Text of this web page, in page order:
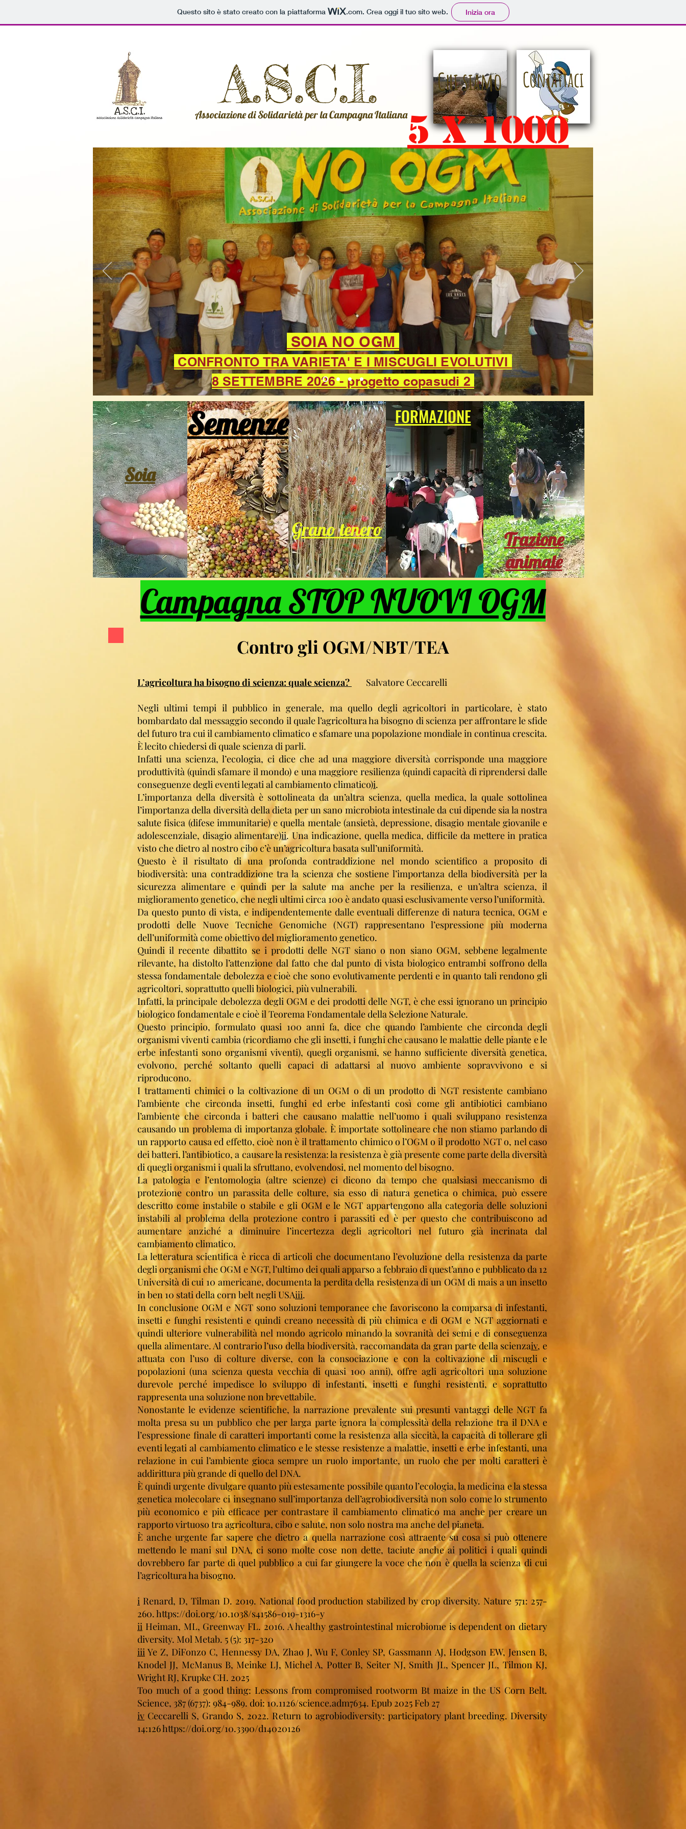
Questo sito è stato creato con la piattaforma .com. Crea oggi il tuo sito web. Inizia ora
A.S.C.I.
Associazione di Solidarietà per la Campagna Italiana
Chi siamo Contattaci
SOIA NO OGM
CONFRONTO TRA VARIETA' E I MISCUGLI EVOLUTIVI
8 SETTEMBRE 2026 - progetto copasudi 2
5 x 1000
Grano tenero
Semenze
Soia
FORMAZIONE
Trazione
animale
Campagna STOP NUOVI OGM
Contro gli OGM/NBT/TEA
L’agricoltura ha bisogno di scienza: quale scienza? Salvatore Ceccarelli
Negli ultimi tempi il pubblico in generale, ma quello degli agricoltori in particolare, è stato
bombardato dal messaggio secondo il quale l’agricoltura ha bisogno di scienza per affrontare le sfide
del futuro tra cui il cambiamento climatico e sfamare una popolazione mondiale in continua crescita.
È lecito chiedersi di quale scienza di parli.
Infatti una scienza, l’ecologia, ci dice che ad una maggiore diversità corrisponde una maggiore
produttività (quindi sfamare il mondo) e una maggiore resilienza (quindi capacità di riprendersi dalle
conseguenze degli eventi legati al cambiamento climatico)i.
L’importanza della diversità è sottolineata da un’altra scienza, quella medica, la quale sottolinea
l’importanza della diversità della dieta per un sano microbiota intestinale da cui dipende sia la nostra
salute fisica (difese immunitarie) e quella mentale (ansietà, depressione, disagio mentale giovanile e
adolescenziale, disagio alimentare)ii. Una indicazione, quella medica, difficile da mettere in pratica
visto che dietro al nostro cibo c’è un’agricoltura basata sull’uniformità.
Questo è il risultato di una profonda contraddizione nel mondo scientifico a proposito di
biodiversità: una contraddizione tra la scienza che sostiene l’importanza della biodiversità per la
sicurezza alimentare e quindi per la salute ma anche per la resilienza, e un’altra scienza, il
miglioramento genetico, che negli ultimi circa 100 è andato quasi esclusivamente verso l’uniformità.
Da questo punto di vista, e indipendentemente dalle eventuali differenze di natura tecnica, OGM e
prodotti delle Nuove Tecniche Genomiche (NGT) rappresentano l’espressione più moderna
dell’uniformità come obiettivo del miglioramento genetico.
Quindi il recente dibattito se i prodotti delle NGT siano o non siano OGM, sebbene legalmente
rilevante, ha distolto l’attenzione dal fatto che dal punto di vista biologico entrambi soffrono della
stessa fondamentale debolezza e cioè che sono evolutivamente perdenti e in quanto tali rendono gli
agricoltori, soprattutto quelli biologici, più vulnerabili.
Infatti, la principale debolezza degli OGM e dei prodotti delle NGT, è che essi ignorano un principio
biologico fondamentale e cioè il Teorema Fondamentale della Selezione Naturale.
Questo principio, formulato quasi 100 anni fa, dice che quando l’ambiente che circonda degli
organismi viventi cambia (ricordiamo che gli insetti, i funghi che causano le malattie delle piante e le
erbe infestanti sono organismi viventi), quegli organismi, se hanno sufficiente diversità genetica,
evolvono, perché soltanto quelli capaci di adattarsi al nuovo ambiente sopravvivono e si
riproducono.
I trattamenti chimici o la coltivazione di un OGM o di un prodotto di NGT resistente cambiano
l’ambiente che circonda insetti, funghi ed erbe infestanti così come gli antibiotici cambiano
l’ambiente che circonda i batteri che causano malattie nell’uomo i quali sviluppano resistenza
causando un problema di importanza globale. È importate sottolineare che non stiamo parlando di
un rapporto causa ed effetto, cioè non è il trattamento chimico o l’OGM o il prodotto NGT o, nel caso
dei batteri, l’antibiotico, a causare la resistenza: la resistenza è già presente come parte della diversità
di quegli organismi i quali la sfruttano, evolvendosi, nel momento del bisogno.
La patologia e l’entomologia (altre scienze) ci dicono da tempo che qualsiasi meccanismo di
protezione contro un parassita delle colture, sia esso di natura genetica o chimica, può essere
descritto come instabile o stabile e gli OGM e le NGT appartengono alla categoria delle soluzioni
instabili al problema della protezione contro i parassiti ed è per questo che contribuiscono ad
aumentare anziché a diminuire l’incertezza degli agricoltori nel futuro già incrinata dal
cambiamento climatico.
La letteratura scientifica è ricca di articoli che documentano l’evoluzione della resistenza da parte
degli organismi che OGM e NGT, l’ultimo dei quali apparso a febbraio di quest’anno e pubblicato da 12
Università di cui 10 americane, documenta la perdita della resistenza di un OGM di mais a un insetto
in ben 10 stati della corn belt negli USAiii.
In conclusione OGM e NGT sono soluzioni temporanee che favoriscono la comparsa di infestanti,
insetti e funghi resistenti e quindi creano necessità di più chimica e di OGM e NGT aggiornati e
quindi ulteriore vulnerabilità nel mondo agricolo minando la sovranità dei semi e di conseguenza
quella alimentare. Al contrario l’uso della biodiversità, raccomandata da gran parte della scienzaiv, e
attuata con l’uso di colture diverse, con la consociazione e con la coltivazione di miscugli e
popolazioni (una scienza questa vecchia di quasi 100 anni), offre agli agricoltori una soluzione
durevole perché impedisce lo sviluppo di infestanti, insetti e funghi resistenti, e soprattutto
rappresenta una soluzione non brevettabile.
Nonostante le evidenze scientifiche, la narrazione prevalente sui presunti vantaggi delle NGT fa
molta presa su un pubblico che per larga parte ignora la complessità della relazione tra il DNA e
l’espressione finale di caratteri importanti come la resistenza alla siccità, la capacità di tollerare gli
eventi legati al cambiamento climatico e le stesse resistenze a malattie, insetti e erbe infestanti, una
relazione in cui l’ambiente gioca sempre un ruolo importante, un ruolo che per molti caratteri è
addirittura più grande di quello del DNA.
È quindi urgente divulgare quanto più estesamente possibile quanto l’ecologia, la medicina e la stessa
genetica molecolare ci insegnano sull’importanza dell’agrobiodiversità non solo come lo strumento
più economico e più efficace per contrastare il cambiamento climatico ma anche per creare un
rapporto virtuoso tra agricoltura, cibo e salute, non solo nostra ma anche del pianeta.
È anche urgente far sapere che dietro a quella narrazione così attraente su cosa si può ottenere
mettendo le mani sul DNA, ci sono molte cose non dette, taciute anche ai politici i quali quindi
dovrebbero far parte di quel pubblico a cui far giungere la voce che non è quella la scienza di cui
l’agricoltura ha bisogno.
i Renard, D, Tilman D. 2019. National food production stabilized by crop diversity. Nature 571: 257-
260.https://doi.org/10.1038/s41586-019-1316-y
ii Heiman, ML, Greenway FL. 2016. A healthy gastrointestinal microbiome is dependent on dietary
diversity. Mol Metab. 5 (5): 317-320
iii Ye Z, DiFonzo C, Hennessy DA, Zhao J, Wu F, Conley SP, Gassmann AJ, Hodgson EW, Jensen B,
Knodel JJ, McManus B, Meinke LJ, Michel A, Potter B, Seiter NJ, Smith JL, Spencer JL, Tilmon KJ,
Wright RJ, Krupke CH. 2025
Too much of a good thing: Lessons from compromised rootworm Bt maize in the US Corn Belt.
Science, 387 (6737): 984-989. doi: 10.1126/science.adm7634. Epub 2025 Feb 27
iv Ceccarelli S, Grando S, 2022. Return to agrobiodiversity: participatory plant breeding. Diversity
14:126https://doi.org/10.3390/d14020126